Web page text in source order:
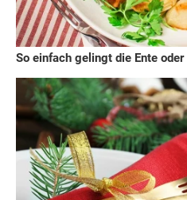
So einfach gelingt die Ente oder